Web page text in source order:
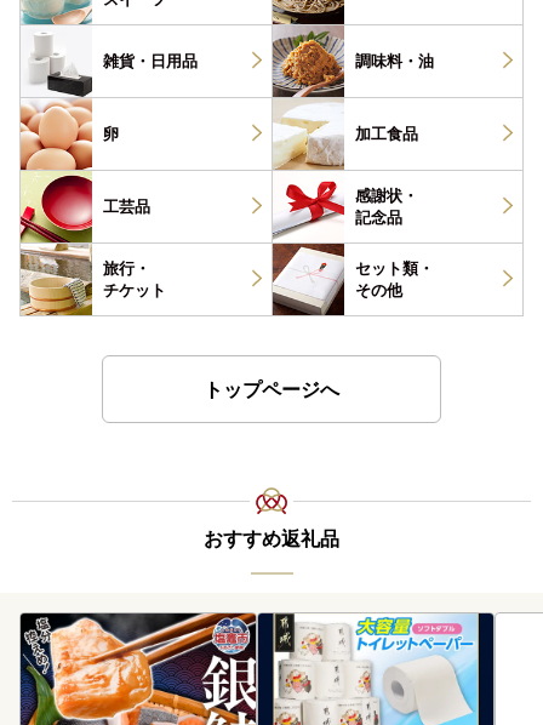
雑貨・ 日用品 調味料・ 油
卵 加工食品
工芸品
感謝状・
記念品
旅行・
チケット
セット類・
その他
トップページへ
おすすめ返礼品